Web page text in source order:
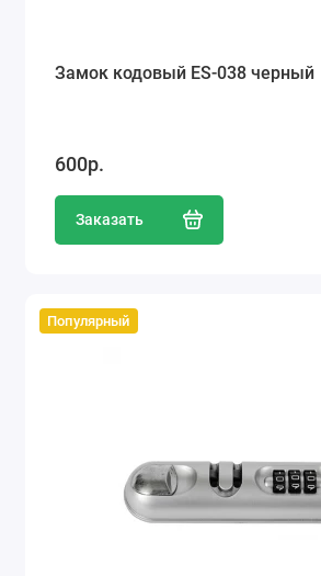
Замок кодовый ES-038 черный
600р.
Заказать
Популярный